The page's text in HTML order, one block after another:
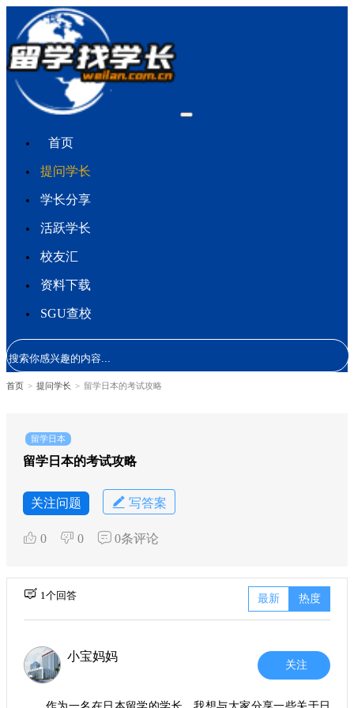
首页
提问学长
学长分享
活跃学长
校友汇
资料下载
SGU查校
首页 > 提问学长 > 留学日本的考试攻略
留学日本
留学日本的考试攻略
关注问题 写答案
0 0 0条评论
1个回答 最新 热度
小宝妈妈
关注